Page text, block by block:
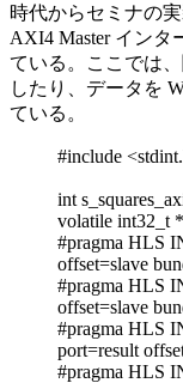
時代からセミナの
AXI4 Master インタ
ている。ここでは
したり、データを
ている。
#include
int
volatile int32_t
#pragma HLS
offset=slave
#pragma HLS
offset=slave
#pragma HLS
port=result
#pragma HLS